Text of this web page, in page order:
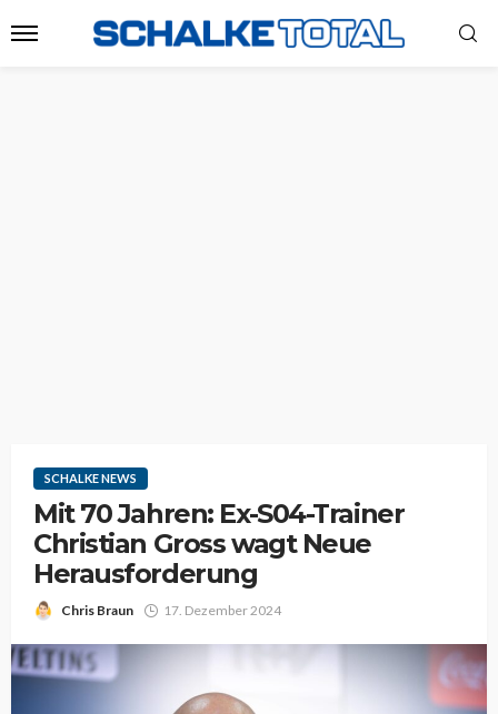
SCHALKE NEWS
Mit 70 Jahren: Ex-S04-Trainer
Christian Gross wagt Neue
Herausforderung
Chris Braun 17. Dezember 2024